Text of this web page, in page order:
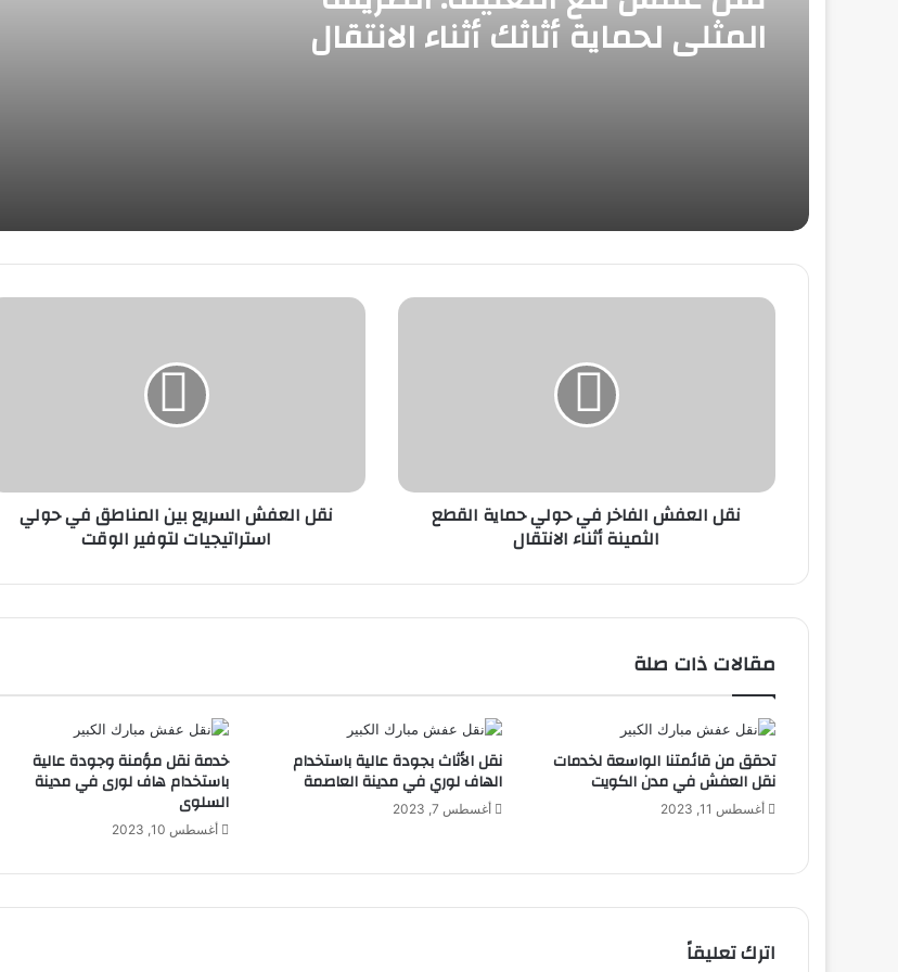
المثلى لحماية أثاثك أثناء الانتقال
نقل عفش الفحيحيل
نقل العفش المهبول: تجربة مريحة ومنظمة
نقل العفش الفاخر في حولي حماية القطع
الثمينة أثناء الانتقال
نقل العفش السريع بين المناطق في حولي
استراتيجيات لتوفير الوقت
مقالات ذات صلة
تحقق من قائمتنا الواسعة لخدمات
نقل العفش في مدن الكويت
أغسطس 11, 2023
نقل الأثاث بجودة عالية باستخدام
الهاف لوري في مدينة العاصمة
أغسطس 7, 2023
خدمة نقل مؤمنة وجودة عالية
باستخدام هاف لورى في مدينة
السلوى
أغسطس 10, 2023
اترك تعليقاً